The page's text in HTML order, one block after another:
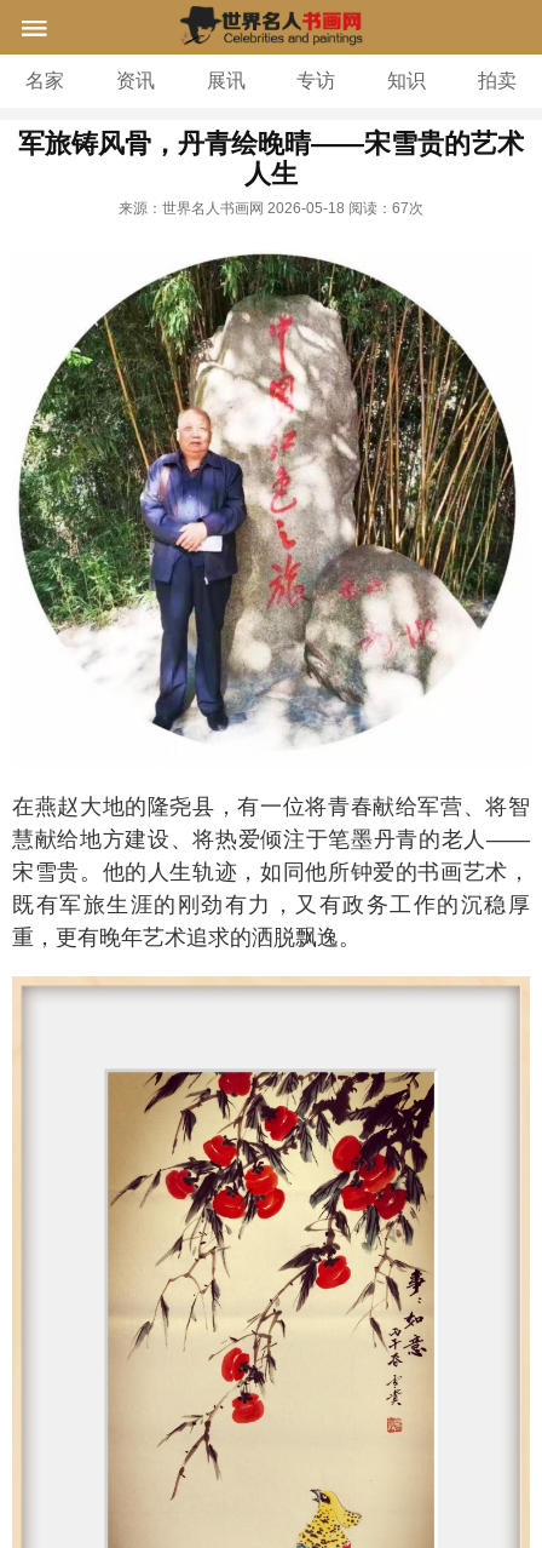
名家 资讯 展讯 专访 知识 拍卖
军旅铸风骨，丹青绘晚晴——宋雪贵的艺术
人生
来源：世界名人书画网 2026-05-18 阅读： 67次
在燕赵大地的隆尧县，有一位将青春献给军营、将智
慧献给地方建设、将热爱倾注于笔墨丹青的老人——
宋雪贵。他的人生轨迹，如同他所钟爱的书画艺术，
既有军旅生涯的刚劲有力，又有政务工作的沉稳厚
重，更有晚年艺术追求的洒脱飘逸。